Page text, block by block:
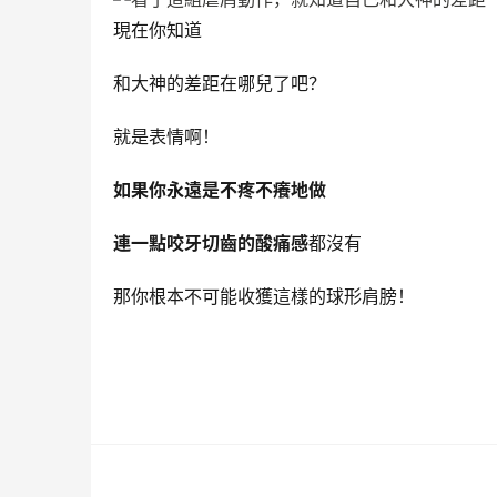
現在你知道
和大神的差距在哪兒了吧？
就是表情啊！
如果你永遠是不疼不癢地做
連一點咬牙切齒的酸痛感都沒有
那你根本不可能收獲這樣的球形肩膀！